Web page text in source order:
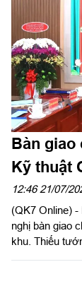
Bàn giao
Kỹ thuật
12:46 21/07/
(QK7 Online)
nghị bàn giao
khu. Thiếu